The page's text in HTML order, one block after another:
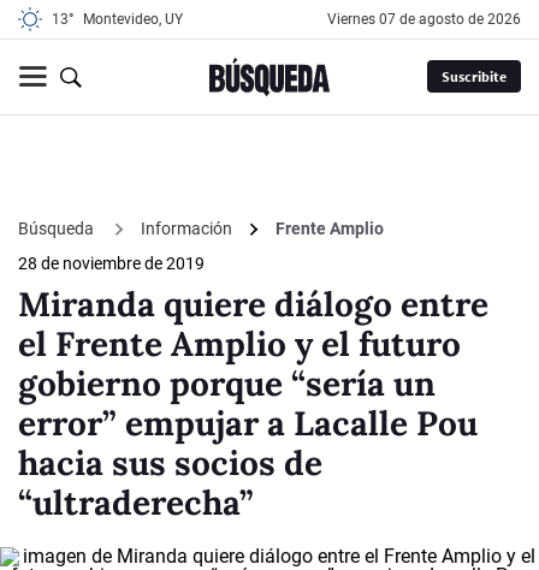
13° Montevideo, UY viernes 07 de agosto de 2026
Suscribite
Búsqueda Información
Frente Amplio
28 de noviembre de 2019
Miranda quiere diálogo entre
el Frente Amplio y el futuro
gobierno porque “sería un
error” empujar a Lacalle Pou
hacia sus socios de
“ultraderecha”